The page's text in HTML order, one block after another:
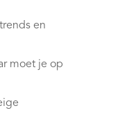
en
moet je op